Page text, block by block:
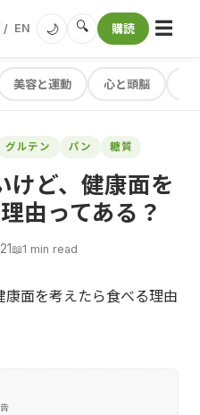
/ EN 🌙 🔍 購読 ☰
美容と運動 心と頭脳
グルテン パン 糖質
けど、健康面を
由ってある？
📖1 min read